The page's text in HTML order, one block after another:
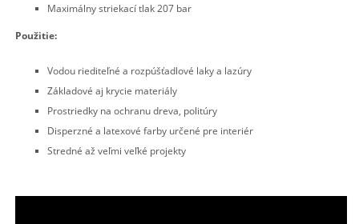
Maximálny striekací tlak 207 bar
Použitie:
Vodou riediteľné a rozpúšťadlové laky a lazúry
Základové aj krycie materiály
Prostriedky na ochranu dreva, politúry
Disperzné a latexové farby určené pre interiér
Stredné až veľmi veľké projekty